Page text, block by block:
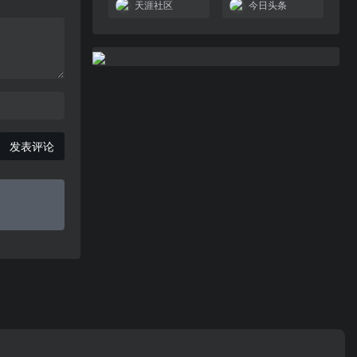
发表评论
天涯社区 今日头条